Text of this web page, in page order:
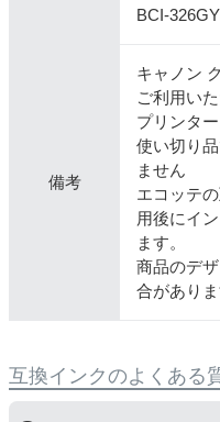
BCI-
備考
キャノン
ご利用い
プリンタ
使い切り
ません
エコッテ
用後にイ
ます。
商品のデ
合がありま
互換インクのよくある